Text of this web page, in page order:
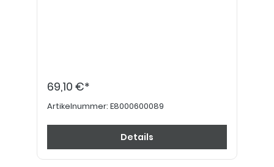
69,10 €*
Artikelnummer: E8000600089
Details